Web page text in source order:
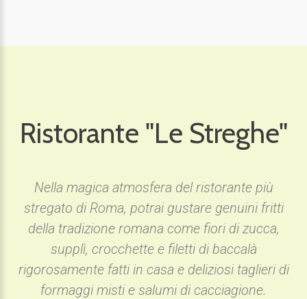
Ristorante "Le Streghe"
Nella magica atmosfera del ristorante più
stregato di Roma, potrai gustare genuini fritti
della tradizione romana come fiori di zucca,
supplì, crocchette e filetti di baccalà
rigorosamente fatti in casa e deliziosi taglieri di
formaggi misti e salumi di cacciagione.